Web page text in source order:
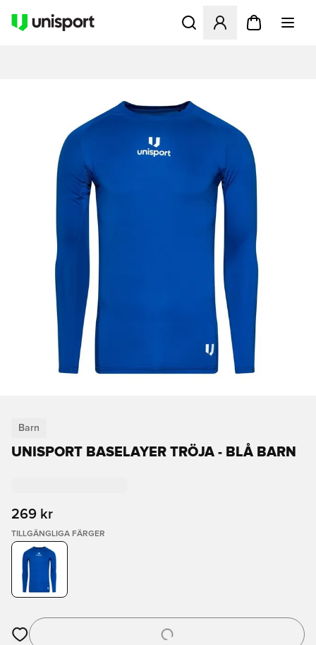
Öppnar en Modal för att
Barn
UNISPORT BASELAYER TRÖJA - BLÅ BARN
269 kr
TILLGÄNGLIGA FÄRGER
Öppnar en Modal för att logga in eller registrera dig som